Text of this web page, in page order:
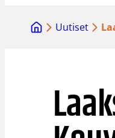
Uutiset